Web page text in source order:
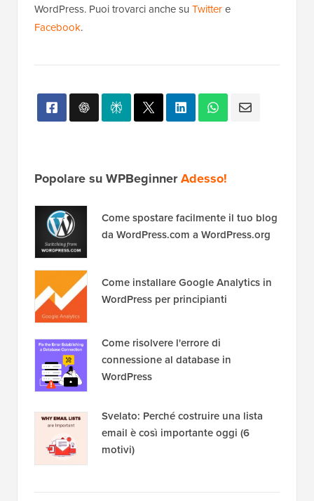
WordPress. Puoi trovarci anche su Twittere
Facebook.
Popolare su WPBeginnerAdesso!
Come spostare facilmente il tuo blog
da WordPress.com a WordPress.org
Come installare Google Analytics in
WordPress per principianti
Come risolvere l'errore di
connessione al database in
WordPress
Svelato: Perché costruire una lista
email è così importante oggi (6
motivi)